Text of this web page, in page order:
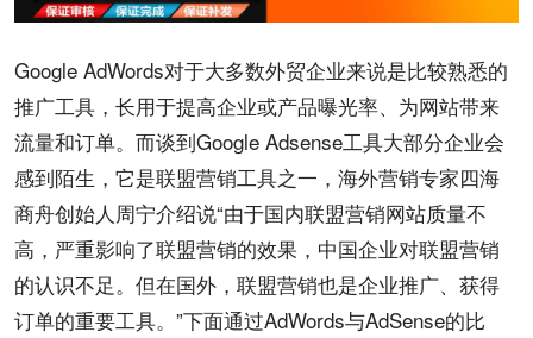
Google AdWords对于大多数外贸企业来说是比较熟悉的
推广工具，长用于提高企业或产品曝光率、为网站带来
流量和订单。而谈到Google Adsense工具大部分企业会
感到陌生，它是联盟营销工具之一， 海外营销专家四海
商舟创始人周宁介绍说“由于国内联盟营销网站质量不
高，严重影响了联盟营销的效果 ，中国企业对联盟营销
的认识不足。但在国外，联盟营销也是企业推广、获得
订单的重要工具。”下面通过AdWords与AdSense的比